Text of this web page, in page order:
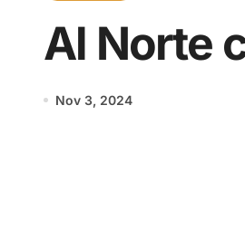
Al Norte
Nov 3, 2024